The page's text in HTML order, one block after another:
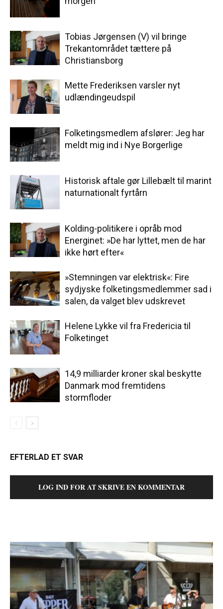
Tobias Jørgensen (V) vil bringe
Trekantområdet tættere på
Christiansborg
Mette Frederiksen varsler nyt
udlændingeudspil
Folketingsmedlem afslører: Jeg har
meldt mig ind i Nye Borgerlige
Historisk aftale gør Lillebælt til marint
naturnationalt fyrtårn
Kolding-politikere i opråb mod
Energinet: »De har lyttet, men de har
ikke hørt efter«
»Stemningen var elektrisk«: Fire
sydjyske folketingsmedlemmer sad i
salen, da valget blev udskrevet
Helene Lykke vil fra Fredericia til
Folketinget
14,9 milliarder kroner skal beskytte
Danmark mod fremtidens
stormfloder
EFTERLAD ET SVAR
LOG IND FOR AT SKRIVE EN KOMMENTAR